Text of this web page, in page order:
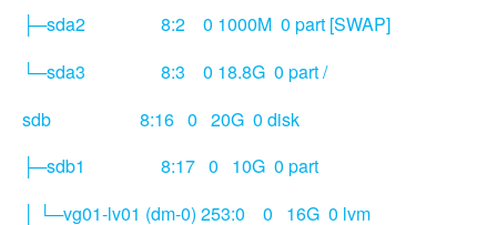
├─sda2 8:2 0 1000M 0 part [SWAP]
└─sda3 8:3 0 18.8G 0 part /
sdb 8:16 0 20G 0 disk
├─sdb1 8:17 0 10G 0 part
└─vg01-lv01 (dm-0) 253:0 0 16G 0 lvm